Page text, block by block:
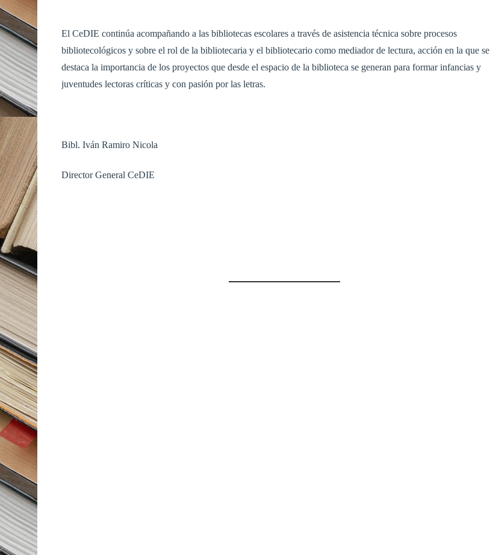
El CeDIE continúa acompañando a las bibliotecas escolares a través de asistencia técnica sobre procesos
bibliotecológicos y sobre el rol de la bibliotecaria y el bibliotecario como mediador de lectura, acción en la que se
destaca la importancia de los proyectos que desde el espacio de la biblioteca se generan para formar infancias y
juventudes lectoras críticas y con pasión por las letras.
Bibl. Iván Ramiro Nicola
Director General CeDIE